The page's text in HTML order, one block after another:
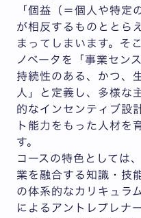
「個益（＝個人や特定
が相反するものととら
まってしまいます。そ
ノベータを「事業セン
持続性のある、かつ、
人」と定義し、多様な
的なインセンティブ設
ト能力をもった人材を
す。
コースの特色としては
業を融合する知識・技
の体系的なカリキュラ
によるアントレプレナ